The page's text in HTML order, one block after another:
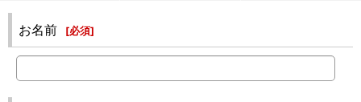
お名前 [必須]